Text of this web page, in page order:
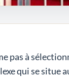
pas à
qui se situe